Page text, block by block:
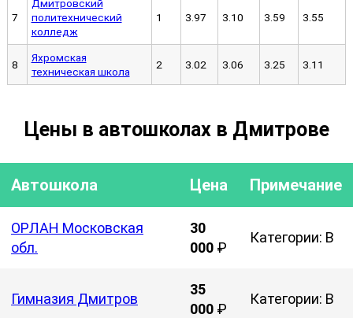
6 ВОА г. Дмитров 4.20 3.44 3.13
7
Дмитровский
политехнический
колледж
3.97 3.10 3.59
техническая школа
Цены в автошколах в Дмитрове
Автошкола Цена Примечание
ОРЛАН Московская
обл.
30
000 ₽
Категории: B
Гимназия Дмитров
35
000 ₽
Категории: B